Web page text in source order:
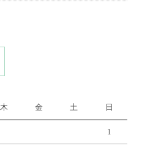
木 金 土 日
1